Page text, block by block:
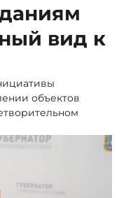
вид к
объектов